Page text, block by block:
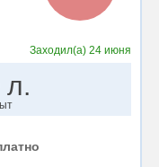
Заходил(а) 24 июня
л.